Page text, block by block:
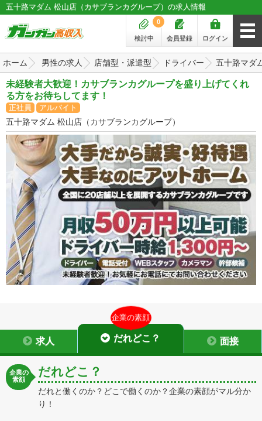
五十路マダム 松山店（カサブランカグループ）の求人情報
ログイン
会員登録
検討中
0
ホーム 男性の求人 店舗型・派遣型 ドライバー 五十路マダ
未経験者大歓迎！カサブランカグループを盛り上げてくれ
る方をお待ちしてます！
正社員 アルバイト
五十路マダム 松山店（カサブランカグループ）
求人
企業の素顔
だれどこ？ 面接
企業の
素顔
だれどこ？
だれと働くのか？どこで働くのか？企業の素顔がマル分か
り！